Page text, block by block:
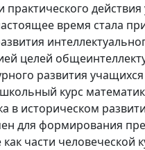
действия
время стала
целей
развития
курс
в историческом
для формирования
части человеческой